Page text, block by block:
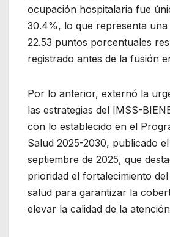
ocupación hospitalaria fue
30.4%, lo que representa una
22.53 puntos porcentuales
registrado antes de la fusión
Por lo anterior, externó la
las estrategias del IMSS-
con lo establecido en el
Salud 2025-2030, publicado
septiembre de 2025, que
prioridad el fortalecimiento del
salud para garantizar la
elevar la calidad de la